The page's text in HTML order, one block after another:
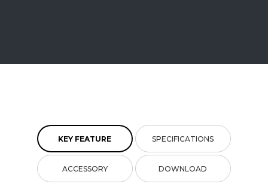
KEY FEATURE SPECIFICATIONS
ACCESSORY DOWNLOAD